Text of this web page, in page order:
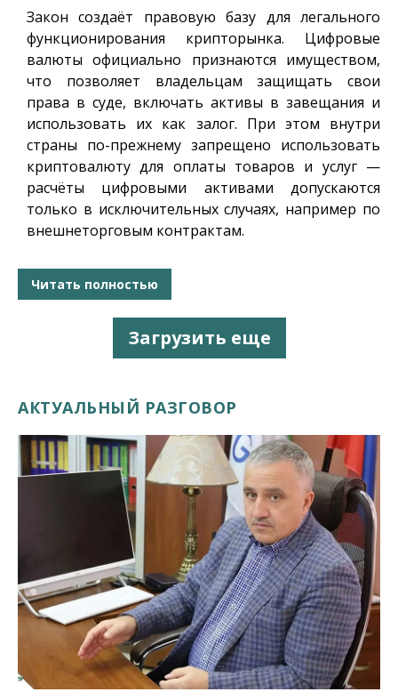
Закон создаёт правовую базу для легального
функционирования крипторынка. Цифровые
валюты официально признаются имуществом,
что позволяет владельцам защищать свои
права в суде, включать активы в завещания и
использовать их как залог. При этом внутри
страны по-прежнему запрещено использовать
криптовалюту для оплаты товаров и услуг —
расчёты цифровыми активами допускаются
только в исключительных случаях, например по
внешнеторговым контрактам.
Читать полностью
Загрузить еще
АКТУАЛЬНЫЙ РАЗГОВОР